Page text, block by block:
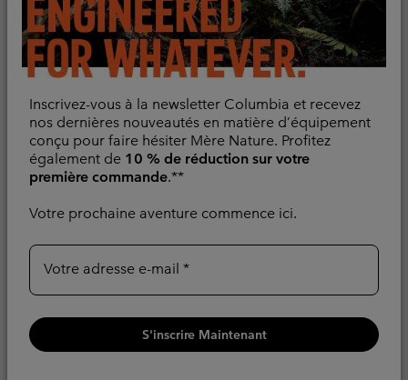
Inscrivez-vous à la newsletter Columbia et recevez
nos dernières nouveautés en matière d’équipement
conçu pour faire hésiter Mère Nature. Profitez
également de 10 % de réduction sur votre
première commande.**
Votre prochaine aventure commence ici.
Votre adresse e-mail
S'inscrire Maintenant
Nouveaux Coloris
Veste de Randonnée
Adventure™ III Femme
Compressible
Veste de Randonnée
Adventure™ III Femme
Compressible